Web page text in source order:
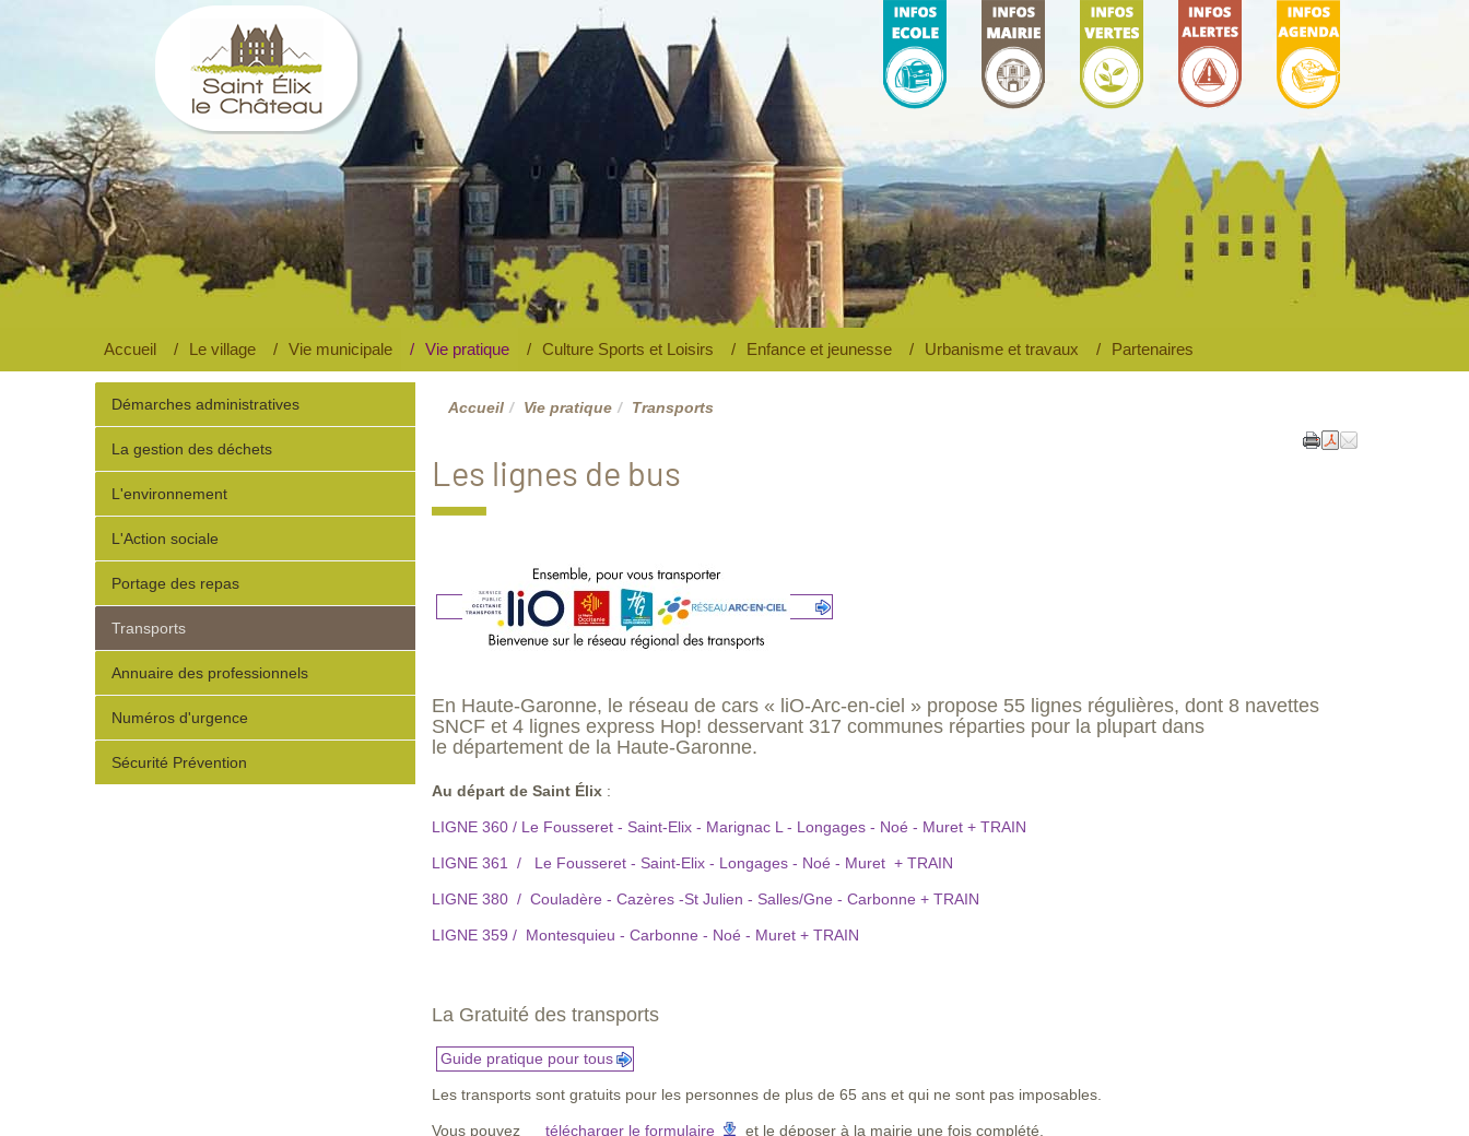
Site officiel
maternelle et
élémentaire
L'environnement AGENDA
Accueil Le village Vie municipale Vie pratique Culture Sports et Loisirs Enfance et jeunesse Urbanisme et travaux Partenaires
Accueil Vie pratique Transports
Les lignes de bus
En Haute-Garonne, le réseau de cars « liO-Arc-en-ciel » propose 55 lignes régulières, dont 8 navettes
SNCF et 4 lignes express Hop! desservant 317 communes réparties pour la plupart dans
le département de la Haute-Garonne.
Au départ de Saint Élix:
LIGNE 360 / Le Fousseret - Saint-Elix - Marignac L - Longages - Noé - Muret + TRAIN
LIGNE 361 / Le Fousseret - Saint-Elix - Longages - Noé - Muret + TRAIN
LIGNE 380 / Couladère - Cazères -St Julien - Salles/Gne - Carbonne + TRAIN
LIGNE 359 / Montesquieu - Carbonne - Noé - Muret + TRAIN
La Gratuité des transports
Guide pratique pour tous
Les transports sont gratuits pour les personnes de plus de 65 ans et qui ne sont pas imposables.
Vous pouvez télécharger le formulaire et le déposer à la mairie une fois complété.
Démarches administratives
La gestion des déchets
L'environnement
L'Action sociale
Portage des repas
Transports
Annuaire des professionnels
Numéros d'urgence
Sécurité Prévention